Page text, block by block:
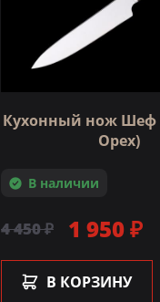
Кухонный нож Шеф
Орех)
В наличии
4 450 ₽ 1 950 ₽
В КОРЗИНУ